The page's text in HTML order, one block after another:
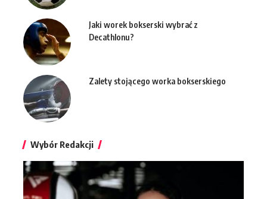
Jaki worek bokserski wybrać z
Decathlonu?
Zalety stojącego worka bokserskiego
Wybór Redakcji